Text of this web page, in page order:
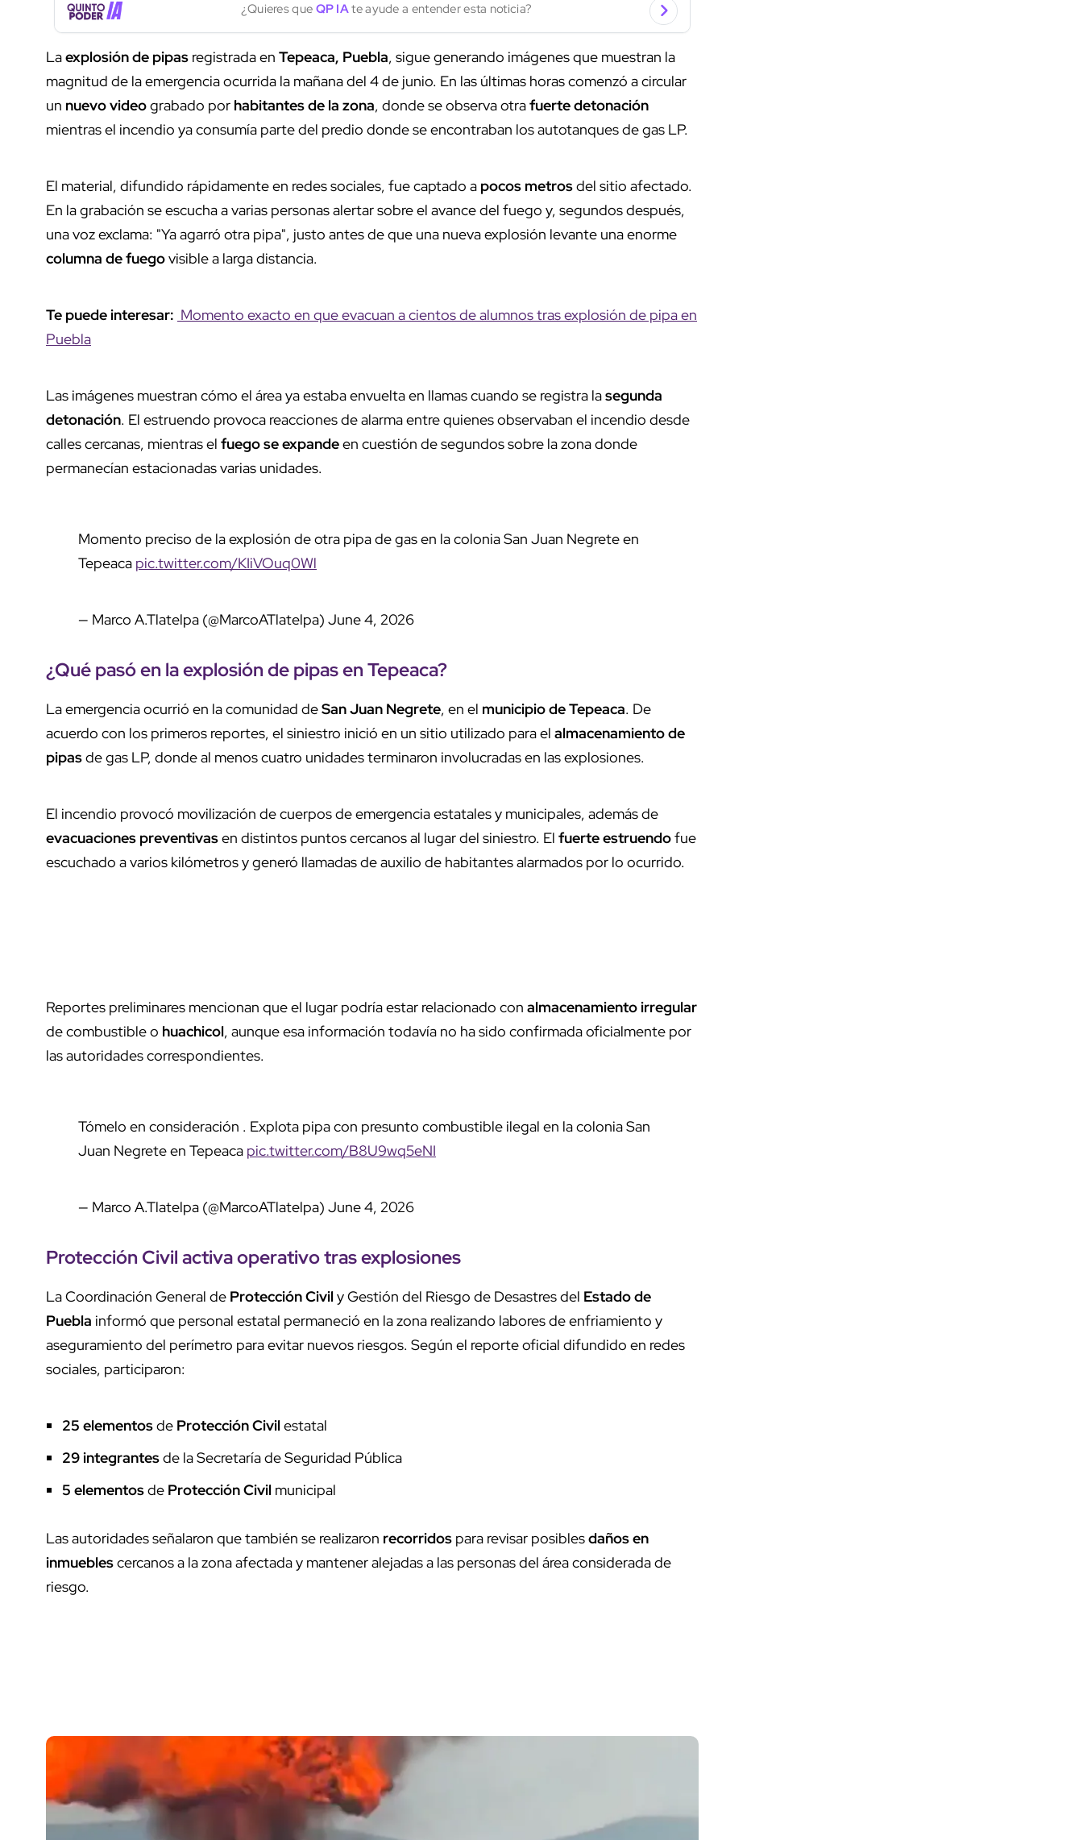
¿Quieres que QP IAte ayude a entender esta noticia?
Laexplosión de pipas registrada en Tepeaca, Puebla, sigue generando imágenes que muestran la
magnitud de la emergencia ocurrida la mañana del 4 de junio. En las últimas horas comenzó a circular
un nuevo videograbado por habitantes de la zona, donde se observa otrafuerte detonación
mientras el incendio ya consumía parte del predio donde se encontraban los autotanques de gas LP.
El material, difundido rápidamente en redes sociales, fue captado a pocos metrosdel sitio afectado.
En la grabación se escucha a varias personas alertar sobre el avance del fuego y, segundos después,
una voz exclama: "Ya agarró otra pipa", justo antes de que una nueva explosión levante una enorme
columna de fuegovisible a larga distancia.
Te puede interesar: Momento exacto en que evacuan a cientos de alumnos tras explosión de pipa en
Puebla
Las imágenes muestran cómo el área ya estaba envuelta en llamas cuando se registra lasegunda
detonación. El estruendo provoca reacciones de alarma entre quienes observaban el incendio desde
calles cercanas, mientras el fuego se expandeen cuestión de segundos sobre la zona donde
permanecían estacionadas varias unidades.
Momento preciso de la explosión de otra pipa de gas en la colonia San Juan Negrete en
Tepeaca pic.twitter.com/KIiVOuq0Wl
— Marco A.Tlatelpa (@MarcoATlatelpa) June 4, 2026
¿Qué pasó en laexplosión de pipasen Tepeaca?
La emergencia ocurrió en la comunidad deSan Juan Negrete, en el municipio de Tepeaca. De
acuerdo con los primeros reportes, el siniestro inició en un sitio utilizado para el almacenamiento de
pipasde gas LP, donde al menos cuatro unidades terminaron involucradas en las explosiones.
El incendio provocó movilización de cuerpos de emergencia estatales y municipales, además de
evacuaciones preventivasen distintos puntos cercanos al lugar del siniestro. El fuerte estruendofue
escuchado a varios kilómetros y generó llamadas de auxilio de habitantes alarmados por lo ocurrido.
Reportes preliminares mencionan que el lugar podría estar relacionado con almacenamiento irregular
de combustible o huachicol, aunque esa información todavía no ha sido confirmada oficialmente por
las autoridades correspondientes.
Tómelo en consideración . Explota pipa con presunto combustible ilegal en la colonia San
Juan Negrete en Tepeaca pic.twitter.com/B8U9wq5eNI
— Marco A.Tlatelpa (@MarcoATlatelpa) June 4, 2026
Protección Civilactivaoperativotras explosiones
La Coordinación General de Protección Civily Gestión del Riesgo de Desastres del Estado de
Puebla informó que personal estatal permaneció en la zona realizando labores de enfriamiento y
aseguramiento del perímetro para evitar nuevos riesgos. Según el reporte oficial difundido en redes
sociales, participaron:
25 elementosde Protección Civilestatal
29 integrantesde la Secretaría de Seguridad Pública
5 elementosde Protección Civil municipal
Las autoridades señalaron que también se realizaron recorridos para revisar posiblesdaños en
inmueblescercanos a la zona afectada y mantener alejadas a las personas del área considerada de
riesgo.